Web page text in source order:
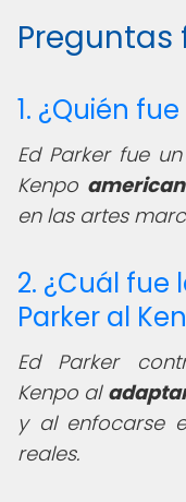
Preguntas
1. ¿Quién
Ed Parker fue un
Kenpo
en las artes
2. ¿Cuál fue
Parker al
Ed Parker
Kenpo al
y al enfocarse
reales.